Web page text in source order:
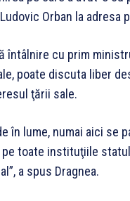
Orban la adresa
întâlnire cu prim
poate discuta liber
ţării sale.
în lume, numai aici se
toate instituţiile
a spus Dragnea.